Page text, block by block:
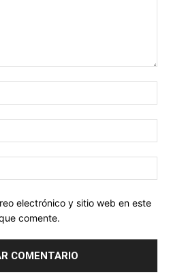
electrónico y sitio web en este
comente.